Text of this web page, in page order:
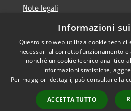
Note legali
Dichiarazione di accessibilità
Accessibilità
Informazioni
Questo sito web utilizza cookie
necessari al corretto funzionamento e
nonché un cookie tecnico analitico
informazioni statistiche,
Per maggiori dettagli, può consultare la
ACCETTA TUTTO